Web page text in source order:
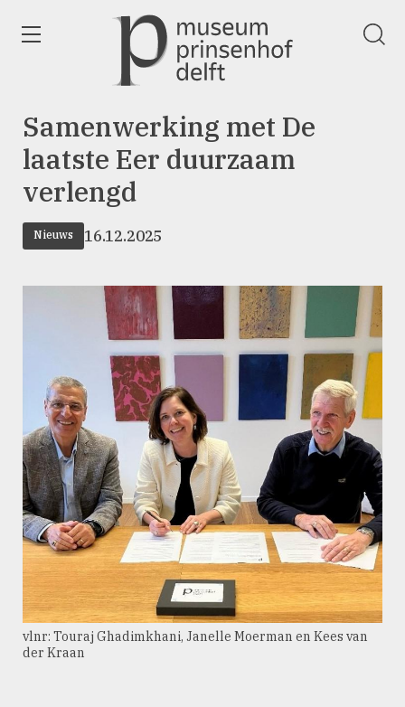
Ga
naar
homepage
Samenwerking met De
laatste Eer duurzaam
verlengd
Nieuws 16.12.2025
vlnr: Touraj Ghadimkhani, Janelle Moerman en Kees van
der Kraan